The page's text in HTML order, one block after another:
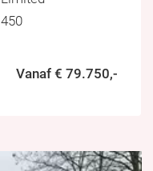
450
Vanaf € 79.750,-